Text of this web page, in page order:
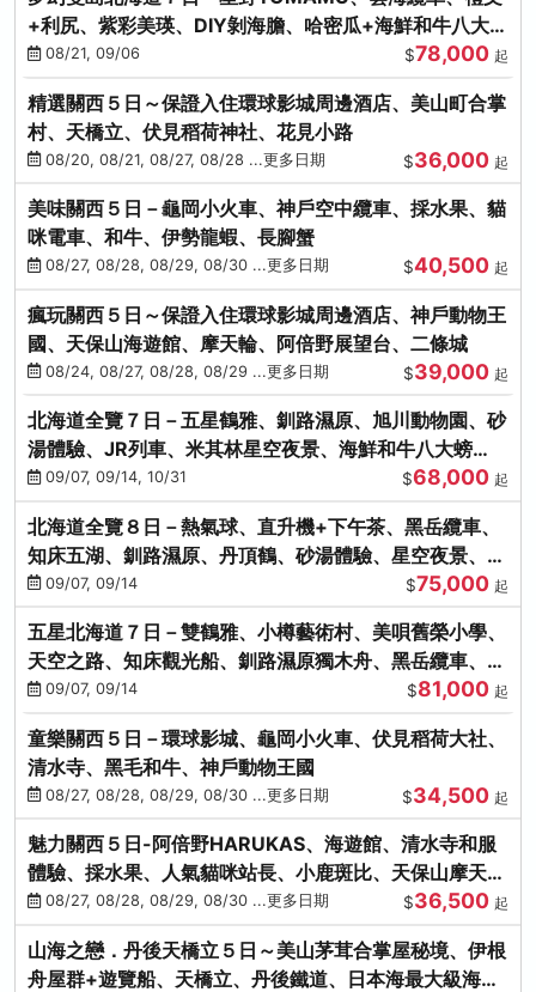
+利尻、紫彩美瑛、DIY剝海膽、哈密瓜+海鮮和牛八大螃
蟹吃到飽
08/21, 09/06 $78,000 起
精選關西５日～保證入住環球影城周邊酒店、美山町合掌
村、天橋立、伏見稻荷神社、花見小路
08/20, 08/21, 08/27, 08/28 ...更多日期 $36,000 起
美味關西５日－龜岡小火車、神戶空中纜車、採水果、貓
咪電車、和牛、伊勢龍蝦、長腳蟹
08/27, 08/28, 08/29, 08/30 ...更多日期 $40,500 起
瘋玩關西５日～保證入住環球影城周邊酒店、神戶動物王
國、天保山海遊館、摩天輪、阿倍野展望台、二條城
08/24, 08/27, 08/28, 08/29 ...更多日期 $39,000 起
北海道全覽７日－五星鶴雅、釧路濕原、旭川動物園、砂
湯體驗、JR列車、米其林星空夜景、海鮮和牛八大螃
蟹、卡哇依熊牧場
09/07, 09/14, 10/31 $68,000 起
北海道全覽８日－熱氣球、直升機+下午茶、黑岳纜車、
知床五湖、釧路濕原、丹頂鶴、砂湯體驗、星空夜景、洞
爺花火、螃蟹懷石料理
09/07, 09/14 $75,000 起
五星北海道７日－雙鶴雅、小樽藝術村、美唄舊榮小學、
天空之路、知床觀光船、釧路濕原獨木舟、黑岳纜車、流
冰硝子館DIY玻璃杯
09/07, 09/14 $81,000 起
童樂關西５日－環球影城、龜岡小火車、伏見稻荷大社、
清水寺、黑毛和牛、神戶動物王國
08/27, 08/28, 08/29, 08/30 ...更多日期 $34,500 起
魅力關西５日-阿倍野HARUKAS、海遊館、清水寺和服
體驗、採水果、人氣貓咪站長、小鹿斑比、天保山摩天
輪、水上巴士
08/27, 08/28, 08/29, 08/30 ...更多日期 $36,500 起
山海之戀．丹後天橋立５日～美山茅茸合掌屋秘境、伊根
舟屋群+遊覽船、天橋立、丹後鐵道、日本海最大級海鮮